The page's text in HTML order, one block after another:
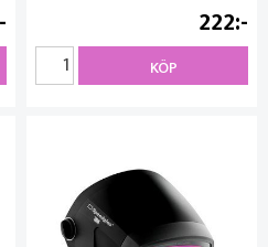
222
KÖP